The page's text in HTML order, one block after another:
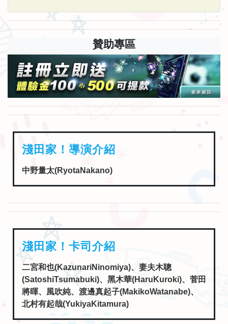
贊助專區
中野量太(RyotaNakano)
淺田家！卡司介紹
二宮和也(KazunariNinomiya)、妻夫木聰
(SatoshiTsumabuki)、黑木華(HaruKuroki)、菅田
將暉、風吹純、渡邊真起子(MakikoWatanabe)、
北村有起哉(YukiyaKitamura)